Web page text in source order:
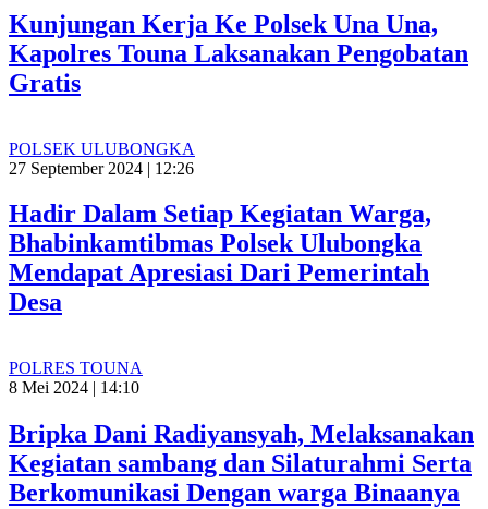
Kunjungan Kerja Ke Polsek Una Una,
Kapolres Touna Laksanakan Pengobatan
Gratis
POLSEK ULUBONGKA
27 September 2024 | 12:26
Hadir Dalam Setiap Kegiatan Warga,
Bhabinkamtibmas Polsek Ulubongka
Mendapat Apresiasi Dari Pemerintah
Desa
POLRES TOUNA
8 Mei 2024 | 14:10
Bripka Dani Radiyansyah, Melaksanakan
Kegiatan sambang dan Silaturahmi Serta
Berkomunikasi Dengan warga Binaanya